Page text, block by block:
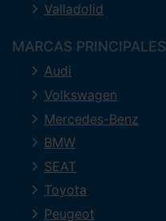
Valladolid
MARCAS PRINCIPALES
Audi
Volkswagen
Mercedes-Benz
BMW
SEAT
Toyota
Peugeot